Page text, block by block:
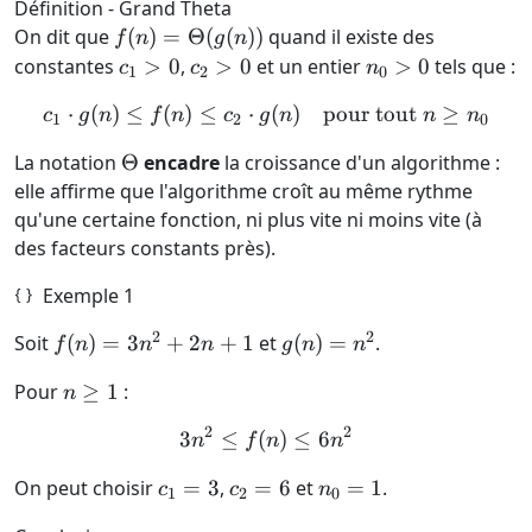
Définition - Grand Theta
On dit que f(n) =
\Theta(g(n))
f(n) = Θ(g(n)) quand il existe des
constantes c_1
0
c1 > 0, c_2
0
c2 > 0 et un entiern_0
n0 > 0 tels que :
c_1 \cdot g(n) \le f(n) \le
c1 ⋅ g(n) ≤ f(n) ≤ c2 ⋅ g(n) pour tout n ≥ n0
La notation \Theta
Θ encadre la croissance d'un algorithme :
elle affirme que l'algorithme croît au même rythme
qu'une certaine fonction, ni plus vite ni moins vite (à
des facteurs constants près).
Exemple 1
Soit f(n)
3n^2
f(n) = 3n2 + 2n + 1 et g(n)
g(n) = n2.
Pourn
n ≥ 1 :
3n^2 \le f(n) \le 6n^2
3n2 ≤ f(n) ≤ 6n2
On peut choisirc_1
c1 = 3, c_2
c2 = 6 etn_0
n0 = 1.